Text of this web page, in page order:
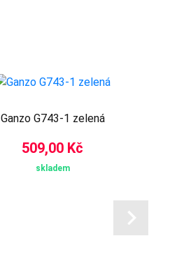
Ganzo G743-1 zelená
509,00 Kč
skladem